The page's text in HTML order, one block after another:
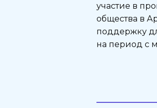
участие в
общества в
поддержку
на период с